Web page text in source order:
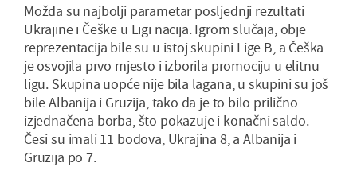
Možda su najbolji parametar posljednji rezultati
Ukrajine i Češke u Ligi nacija. Igrom slučaja, obje
reprezentacija bile su u istoj skupini Lige B, a Češka
je osvojila prvo mjesto i izborila promociju u elitnu
ligu. Skupina uopće nije bila lagana, u skupini su još
bile Albanija i Gruzija, tako da je to bilo prilično
izjednačena borba, što pokazuje i konačni saldo.
Česi su imali 11 bodova, Ukrajina 8, a Albanija i
Gruzija po 7.